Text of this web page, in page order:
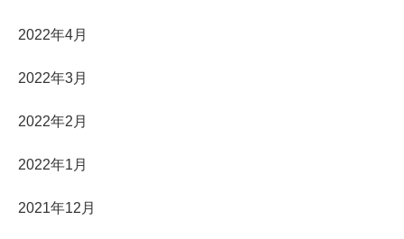
2022年4月
2022年3月
2022年2月
2022年1月
2021年12月